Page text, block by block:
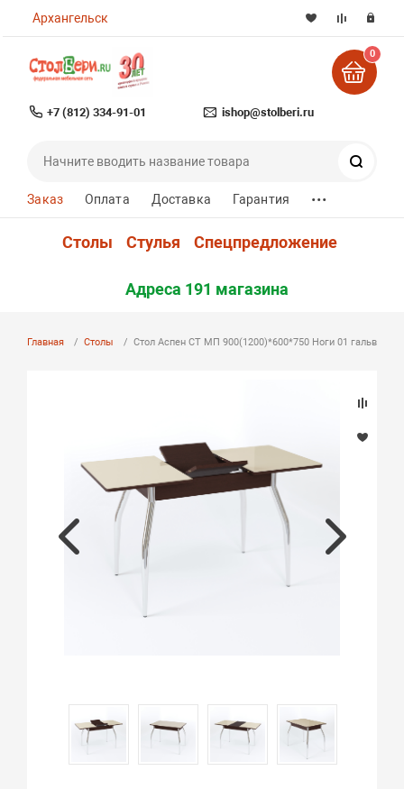
Архангельск
+7 (812) 334-91-01 ishop@stolberi.ru
0
Заказ Оплата Доставка Гарантия ...
Столы Стулья Спецпредложение
Адреса 191 магазина
Главная Столы Стол Аспен СТ МП 900(1200)*600*750 Ноги 01